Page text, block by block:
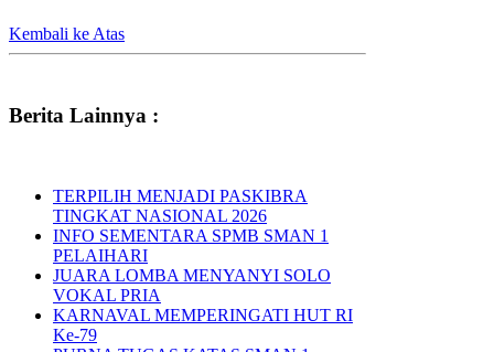
Kembali ke Atas
Berita Lainnya :
TERPILIH MENJADI PASKIBRA
TINGKAT NASIONAL 2026
INFO SEMENTARA SPMB SMAN 1
PELAIHARI
JUARA LOMBA MENYANYI SOLO
VOKAL PRIA
KARNAVAL MEMPERINGATI HUT RI
Ke-79